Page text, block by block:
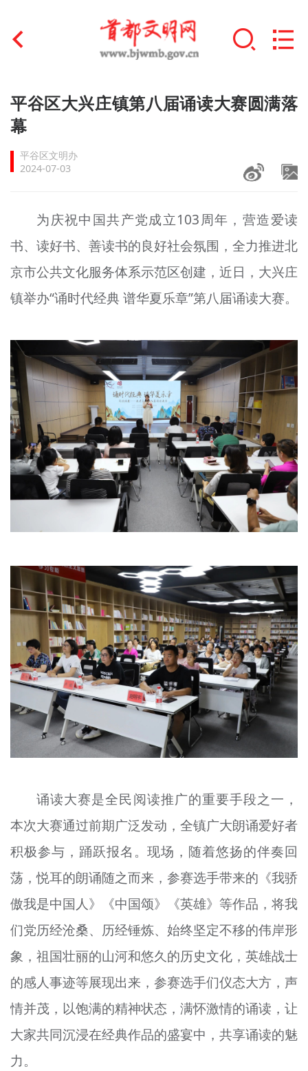
首页
文明创建
文明实践
未成年人思想道德建设
榜样人物
+
身边好人
北京宣传文化引导基金
宣传思想文化人才
专题
资料库
+
平谷区大兴庄镇第八届诵读大赛圆满落
幕
平谷区文明办
2024-07-03
为庆祝中国共产党成立103周年，营造爱读
书、读好书、善读书的良好社会氛围，全力推进北
京市公共文化服务体系示范区创建，近日，大兴庄
镇举办“诵时代经典 谱华夏乐章”第八届诵读大赛。
诵读大赛是全民阅读推广的重要手段之一，
本次大赛通过前期广泛发动，全镇广大朗诵爱好者
积极参与，踊跃报名。现场，随着悠扬的伴奏回
荡，悦耳的朗诵随之而来，参赛选手带来的《我骄
傲我是中国人》《中国颂》《英雄》等作品，将我
们党历经沧桑、历经锤炼、始终坚定不移的伟岸形
象，祖国壮丽的山河和悠久的历史文化，英雄战士
的感人事迹等展现出来，参赛选手们仪态大方，声
情并茂，以饱满的精神状态，满怀激情的诵读，让
大家共同沉浸在经典作品的盛宴中，共享诵读的魅
力。